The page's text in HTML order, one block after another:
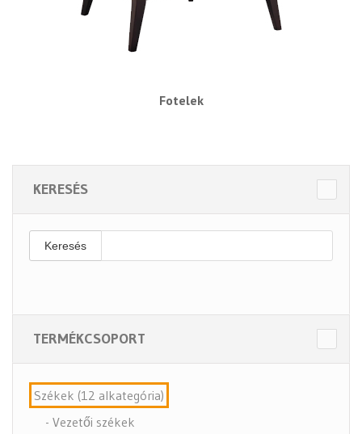
Fotelek
KERESÉS
Keresés
TERMÉKCSOPORT
Székek (12 alkategória)
- Vezetői székek